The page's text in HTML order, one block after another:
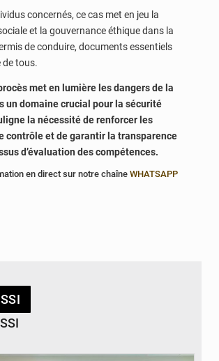
concernés, ce cas met en jeu la
et la gouvernance éthique dans la
de conduire, documents essentiels
de tous.
met en lumière les dangers de la
un domaine crucial pour la sécurité
la nécessité de renforcer les
contrôle et de garantir la transparence
d’évaluation des compétences.
en direct sur notre chaîne WHATSAPP